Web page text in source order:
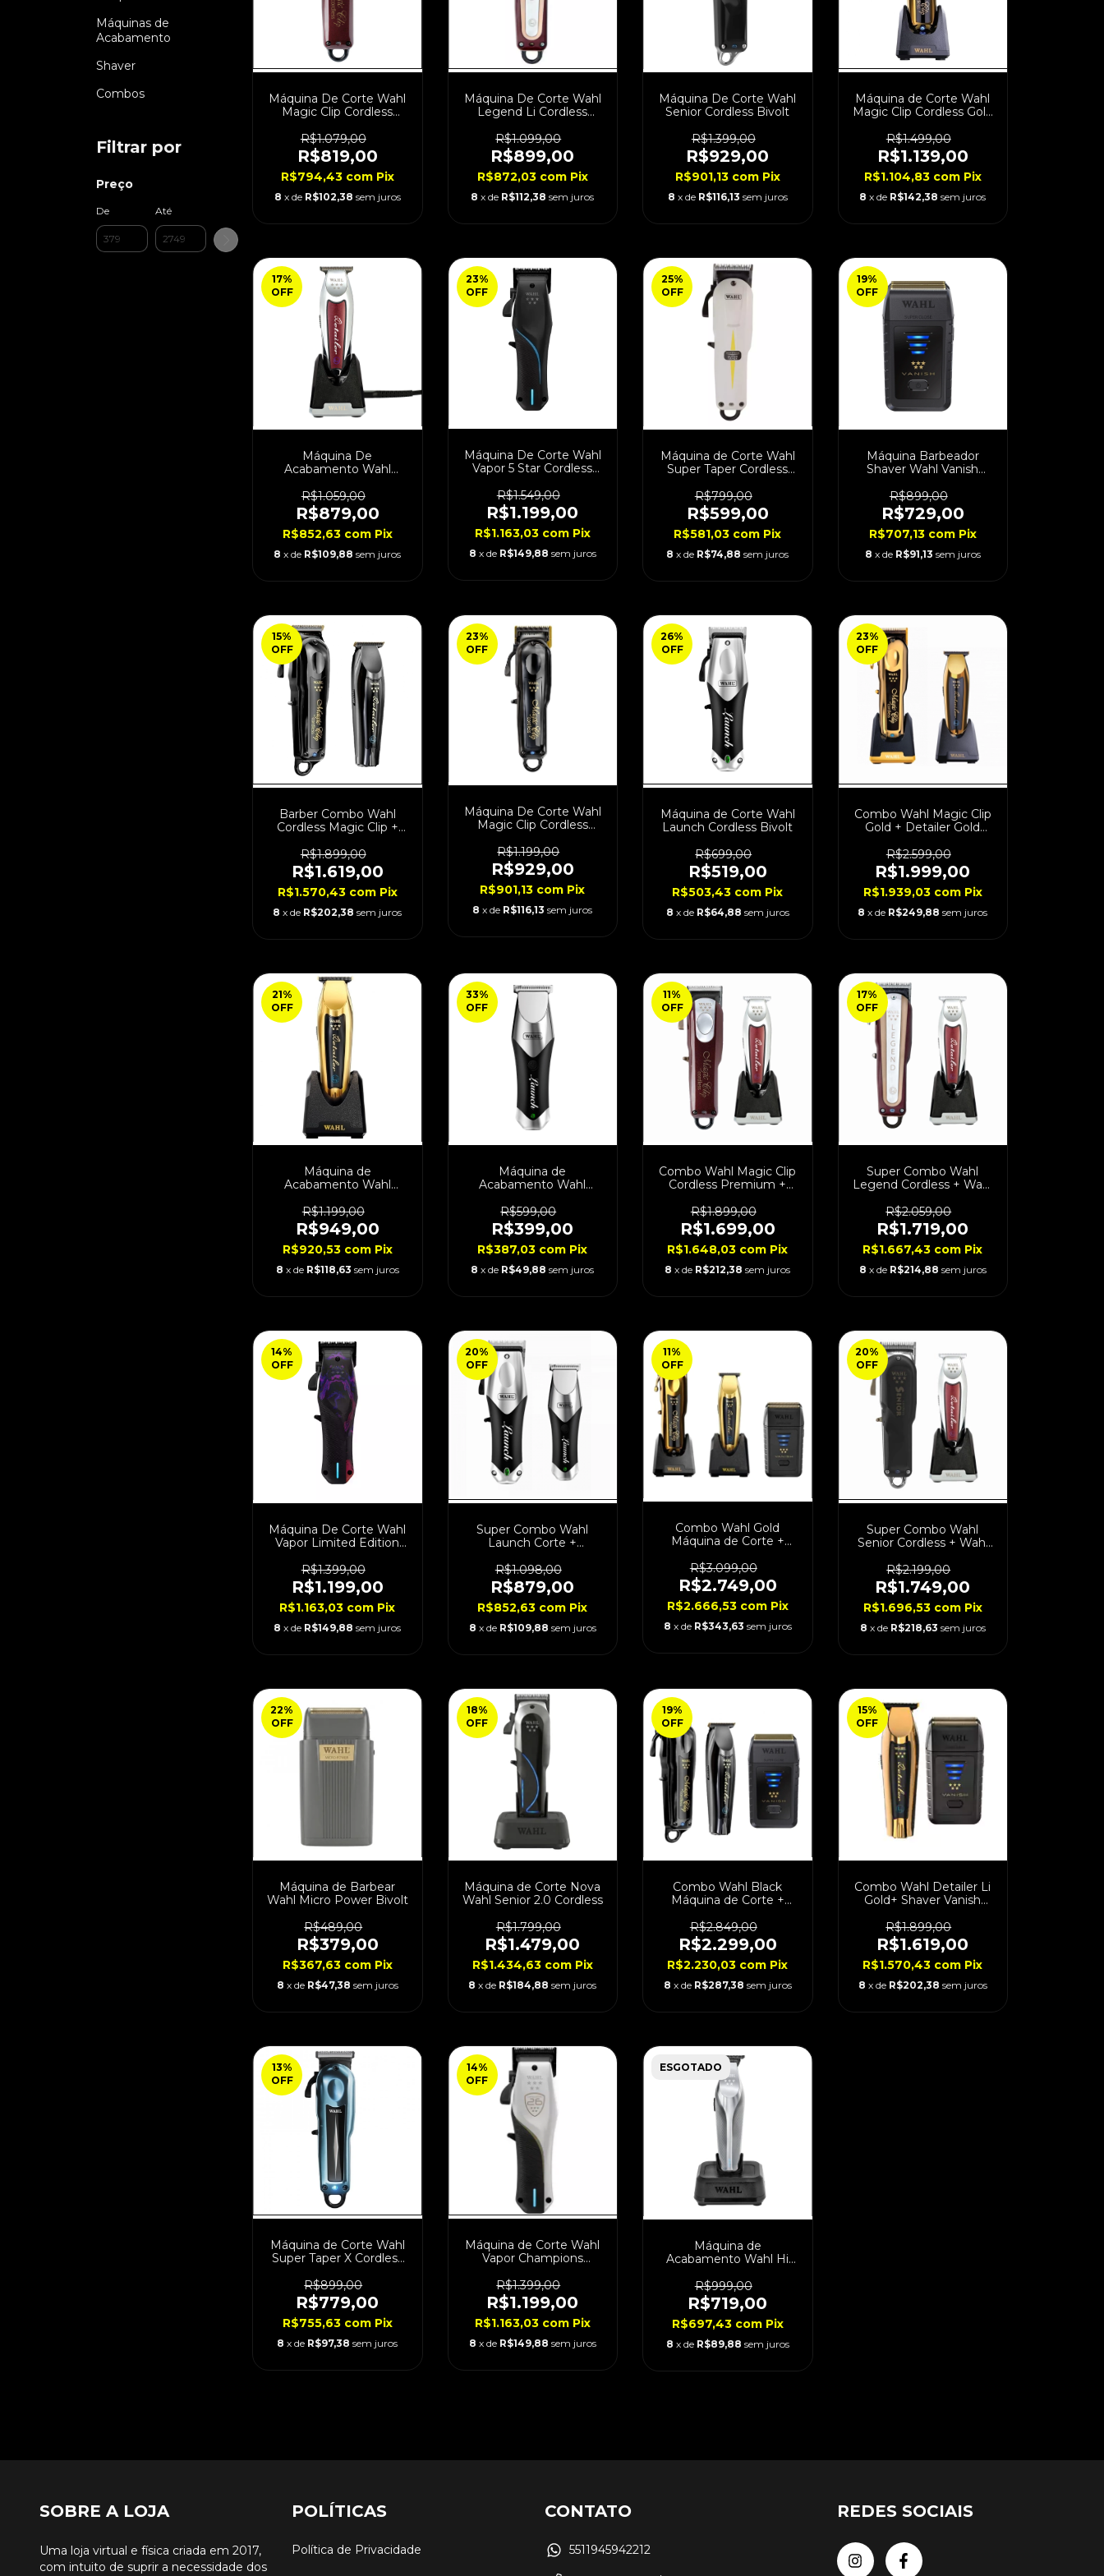
Máquinas de
Acabamento
Shaver
Combos
Filtrar por
Preço
De Até
Máquina De Corte Wahl
Magic Clip Cordless
Premium
R$1.079,00
R$819,00
R$794,43 com Pix
8 x de R$102,38 sem juros
Máquina De Corte Wahl
Legend Li Cordless
R$1.099,00
R$899,00
R$872,03 com Pix
8 x de R$112,38 sem juros
Máquina De Corte Wahl
Senior Cordless Bivolt
R$1.399,00
R$929,00
R$901,13 com Pix
8 x de R$116,13 sem juros
Máquina de Corte Wahl
Magic Clip Cordless Gold
R$1.499,00
R$1.139,00
R$1.104,83 com Pix
8 x de R$142,38 sem juros
17%
OFF
Máquina De
Acabamento Wahl
Bivolt
R$1.059,00
R$879,00
R$852,63 com Pix
8 x de R$109,88 sem juros
23%
OFF
Máquina De Corte Wahl
Vapor 5 Star Cordless
R$1.549,00
R$1.199,00
R$1.163,03 com Pix
8 x de R$149,88 sem juros
25%
OFF
Máquina de Corte Wahl
Super Taper Cordless
R$799,00
R$599,00
R$581,03 com Pix
8 x de R$74,88 sem juros
19%
OFF
Máquina Barbeador
Shaver Wahl Vanish
R$899,00
R$729,00
R$707,13 com Pix
8 x de R$91,13 sem juros
15%
OFF
Barber Combo Wahl
Cordless Magic Clip +
R$1.899,00
R$1.619,00
R$1.570,43 com Pix
8 x de R$202,38 sem juros
23%
OFF
Máquina De Corte Wahl
Magic Clip Cordless
R$1.199,00
R$929,00
R$901,13 com Pix
8 x de R$116,13 sem juros
26%
OFF
Máquina de Corte Wahl
Launch Cordless Bivolt
R$699,00
R$519,00
R$503,43 com Pix
8 x de R$64,88 sem juros
23%
OFF
Combo Wahl Magic Clip
Gold + Detailer Gold
R$2.599,00
R$1.999,00
R$1.939,03 com Pix
8 x de R$249,88 sem juros
21%
OFF
Máquina de
Acabamento Wahl
Bivolt
R$1.199,00
R$949,00
R$920,53 com Pix
8 x de R$118,63 sem juros
33%
OFF
Máquina de
Acabamento Wahl
R$599,00
R$399,00
R$387,03 com Pix
8 x de R$49,88 sem juros
11%
OFF
Combo Wahl Magic Clip
Cordless Premium +
R$1.899,00
R$1.699,00
R$1.648,03 com Pix
8 x de R$212,38 sem juros
17%
OFF
Super Combo Wahl
Legend Cordless + Wahl
R$2.059,00
R$1.719,00
R$1.667,43 com Pix
8 x de R$214,88 sem juros
14%
OFF
Máquina De Corte Wahl
Vapor Limited Edition
R$1.399,00
R$1.199,00
R$1.163,03 com Pix
8 x de R$149,88 sem juros
20%
OFF
Super Combo Wahl
Launch Corte +
R$1.098,00
R$879,00
R$852,63 com Pix
8 x de R$109,88 sem juros
11%
OFF
Combo Wahl Gold
Máquina de Corte +
Bivolt
R$3.099,00
R$2.749,00
R$2.666,53 com Pix
8 x de R$343,63 sem juros
20%
OFF
Super Combo Wahl
Senior Cordless + Wahl
R$2.199,00
R$1.749,00
R$1.696,53 com Pix
8 x de R$218,63 sem juros
22%
OFF
Máquina de Barbear
Wahl Micro Power Bivolt
R$489,00
R$379,00
R$367,63 com Pix
8 x de R$47,38 sem juros
18%
OFF
Máquina de Corte Nova
Wahl Senior 2.0 Cordless
R$1.799,00
R$1.479,00
R$1.434,63 com Pix
8 x de R$184,88 sem juros
19%
OFF
Combo Wahl Black
Máquina de Corte +
Bivolt
R$2.849,00
R$2.299,00
R$2.230,03 com Pix
8 x de R$287,38 sem juros
15%
OFF
Combo Wahl Detailer Li
Gold+ Shaver Vanish
R$1.899,00
R$1.619,00
R$1.570,43 com Pix
8 x de R$202,38 sem juros
13%
OFF
Máquina de Corte Wahl
Super Taper X Cordless
R$899,00
R$779,00
R$755,63 com Pix
8 x de R$97,38 sem juros
14%
OFF
Máquina de Corte Wahl
Vapor Champions
R$1.399,00
R$1.199,00
R$1.163,03 com Pix
8 x de R$149,88 sem juros
ESGOTADO
Máquina de
Acabamento Wahl Hi
R$999,00
R$719,00
R$697,43 com Pix
8 x de R$89,88 sem juros
SOBRE A LOJA
Uma loja virtual e física criada em 2017,
com intuito de suprir a necessidade dos
POLÍTICAS
Política de Privacidade
CONTATO
5511945942212
REDES SOCIAIS